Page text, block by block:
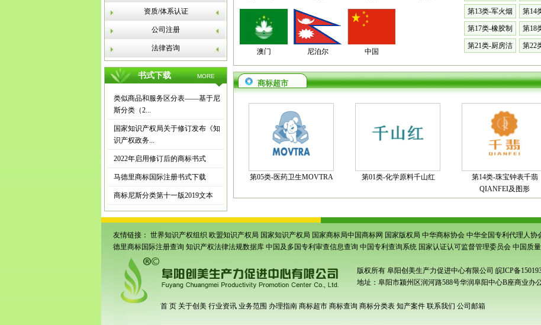
资质/体系认证
公司注册
法律咨询
书式下载 MORE
类似商品和服务区分表——基于尼
斯分类（2...
国家知识产权局关于修订发布《知
识产权政务...
2022年启用修订后的商标书式
马德里商标国际注册书式下载
商标尼斯分类第十一版2019文本
澳门 尼泊尔 中国
器
械
第13类-军火烟
火
第14
表
第17类-橡胶制
品
第18
具
第21类-厨房洁
第22
商标超市
第05类-医药卫生MOVTRA 第01类-化学原料千山红
第14类-珠宝钟表千翡
QIANFEI及图形
友情链接： 世界知识产权组织 欧盟知识产权局 国家知识产权局 国家商标局中国商标网 国家版权局 中华商标协会 中华全国专利代理人协
德里商标国际注册查询 知识产权法律法规数据库 中国及多国专利审查信息查询 中国专利查询系统 国家认证认可监督管理委员会 中国质
版权所有 阜阳创美生产力促进中心有限公司 皖ICP备
地址：阜阳市颍州区润河路588号华润阜阳中心B座商业办
首 页 关于创美 行业资讯 业务范围 办理指南 商标超市 商标查询 商标分类表 知产案件 联系我们 公司邮箱